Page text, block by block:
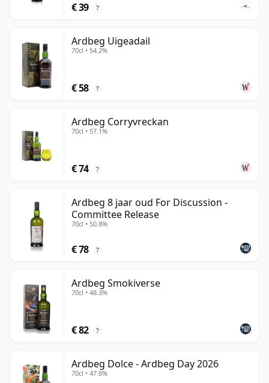
€ 39 ?
Ardbeg Uigeadail
70cl • 54.2%
€ 58 ?
Ardbeg Corryvreckan
70cl • 57.1%
€ 74 ?
Ardbeg 8 jaar oud For Discussion -
Committee Release
70cl • 50.8%
€ 78 ?
Ardbeg Smokiverse
70cl • 48.3%
€ 82 ?
Ardbeg Dolce - Ardbeg Day 2026
70cl • 47.8%